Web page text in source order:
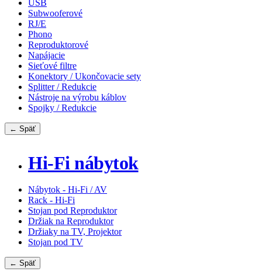
USB
Subwooferové
RJ/E
Phono
Reproduktorové
Napájacie
Sieťové filtre
Konektory / Ukončovacie sety
Splitter / Redukcie
Nástroje na výrobu káblov
Spojky / Redukcie
← Späť
Hi-Fi nábytok
Nábytok - Hi-Fi / AV
Rack - Hi-Fi
Stojan pod Reproduktor
Držiak na Reproduktor
Držiaky na TV, Projektor
Stojan pod TV
← Späť